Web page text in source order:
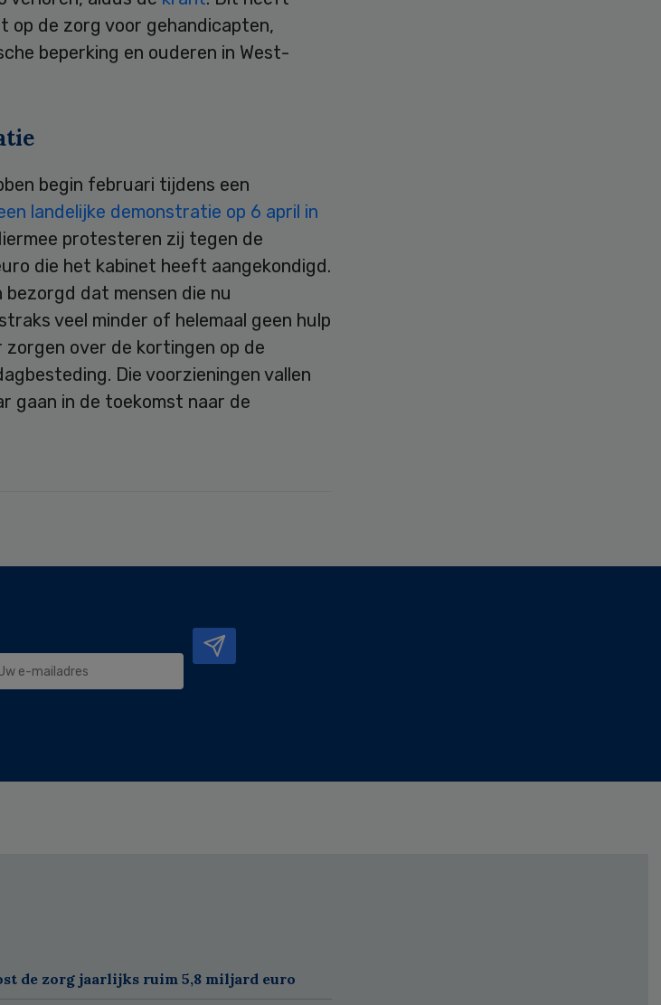
op de zorg voor gehandicapten,
beperking en ouderen in West-
begin februari tijdens een
landelijke demonstratie op 6 april in
protesteren zij tegen de
die het kabinet heeft aangekondigd.
dat mensen die nu
veel minder of helemaal geen hulp
zorgen over de kortingen op de
Die voorzieningen vallen
gaan in de toekomst naar de
de zorg jaarlijks ruim 5,8 miljard euro